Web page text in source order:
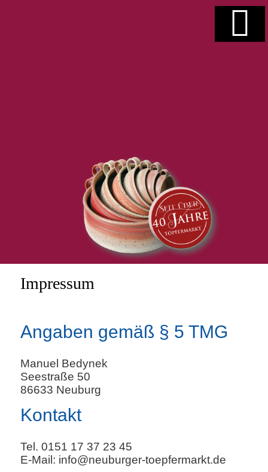
Impressum
Angaben gemäß § 5 TMG
Manuel Bedynek
Seestraße 50
86633 Neuburg
Kontakt
Tel. 0151 17 37 23 45
E-Mail: info@neuburger-toepfermarkt.de